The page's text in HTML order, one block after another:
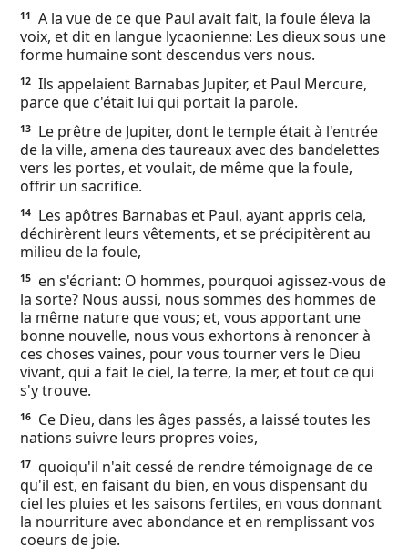
11
A la vue de ce que Paul avait fait, la foule éleva la
voix, et dit en langue lycaonienne: Les dieux sous une
forme humaine sont descendus vers nous.
12 Ils appelaient Barnabas Jupiter, et Paul Mercure,
parce que c'était lui qui portait la parole.
13
Le prêtre de Jupiter, dont le temple était à l'entrée
de la ville, amena des taureaux avec des bandelettes
vers les portes, et voulait, de même que la foule,
offrir un sacrifice.
14
Les apôtres Barnabas et Paul, ayant appris cela,
déchirèrent leurs vêtements, et se précipitèrent au
milieu de la foule,
15
en s'écriant: O hommes, pourquoi agissez-vous de
la sorte? Nous aussi, nous sommes des hommes de
la même nature que vous; et, vous apportant une
bonne nouvelle, nous vous exhortons à renoncer à
ces choses vaines, pour vous tourner vers le Dieu
vivant, qui a fait le ciel, la terre, la mer, et tout ce qui
s'y trouve.
16
Ce Dieu, dans les âges passés, a laissé toutes les
nations suivre leurs propres voies,
17 quoiqu'il n'ait cessé de rendre témoignage de ce
qu'il est, en faisant du bien, en vous dispensant du
ciel les pluies et les saisons fertiles, en vous donnant
la nourriture avec abondance et en remplissant vos
coeurs de joie.